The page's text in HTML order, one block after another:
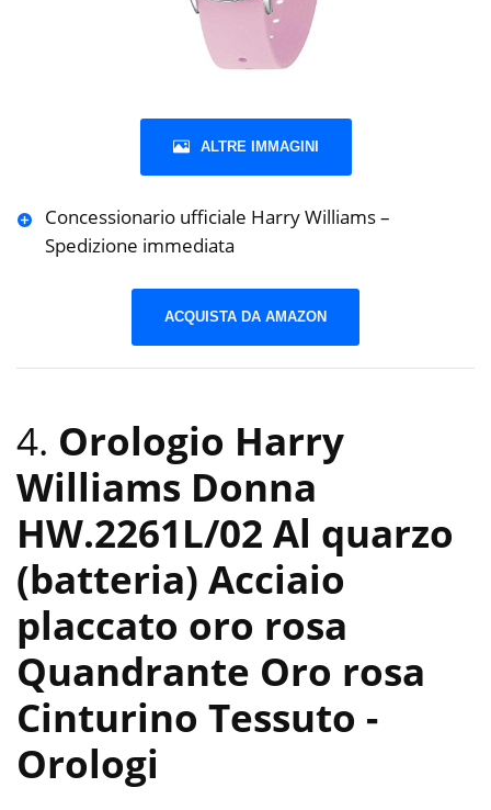
ALTRE IMMAGINI
Concessionario ufficiale Harry Williams –
Spedizione immediata
ACQUISTA DA AMAZON
4. Orologio Harry
Williams Donna
HW.2261L/02 Al quarzo
(batteria) Acciaio
placcato oro rosa
Quandrante Oro rosa
Cinturino Tessuto -
Orologi